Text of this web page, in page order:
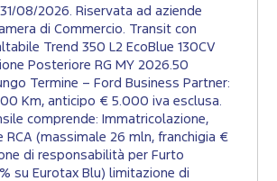
08/2026. Riservata ad aziende
di Commercio. Transit con
Trend 350 L2 EcoBlue 130CV
Posteriore RG MY 2026.50
Termine – Ford Business Partner:
Km, anticipo € 5.000 iva esclusa.
comprende: Immatricolazione,
RCA (massimale 26 mln, franchigia €
di responsabilità per Furto
su Eurotax Blu) limitazione di